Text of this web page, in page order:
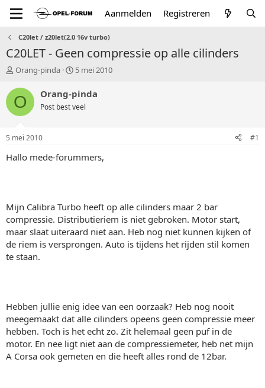
Aanmelden Registreren
C20let / z20let(2.0 16v turbo)
C20LET - Geen compressie op alle cilinders
T
p
i
a
r
Orang-pinda
S
a
t
u
5 mei 2010
O Orang-pinda
Post best veel
5 mei 2010 #1
Hallo mede-forummers,
Mijn Calibra Turbo heeft op alle cilinders maar 2 bar
compressie. Distributieriem is niet gebroken. Motor start,
maar slaat uiteraard niet aan. Heb nog niet kunnen kijken of
de riem is versprongen. Auto is tijdens het rijden stil komen
te staan.
Hebben jullie enig idee van een oorzaak? Heb nog nooit
meegemaakt dat alle cilinders opeens geen compressie meer
hebben. Toch is het echt zo. Zit helemaal geen puf in de
motor. En nee ligt niet aan de compressiemeter, heb net mijn
A Corsa ook gemeten en die heeft alles rond de 12bar.